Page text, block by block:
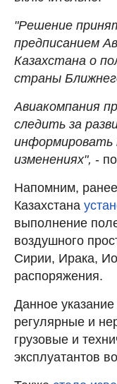
"Решение
предписанием
Казахстана о
страны
Авиакомпания
следить за
информировать
изменениях", -
Напомним,
Казахстана
выполнение
воздушного
Сирии, Ирака,
распоряжения.
Данное
регулярные и
грузовые и
эксплуатантов